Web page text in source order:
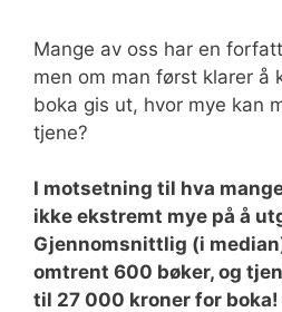
Mange av oss har en
men om man først klarer å
boka gis ut, hvor mye kan
tjene?
I motsetning til hva
ikke ekstremt mye på å
Gjennomsnittlig (i
omtrent 600 bøker, og
til 27 000 kroner for boka!